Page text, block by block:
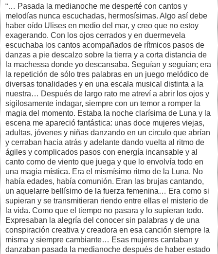
“… Pasada la medianoche me desperté con cantos y
melodías nunca escuchadas, hermosísimas. Algo así debe
haber oído Ulises en medio del mar, y creo que no estoy
exagerando. Con los ojos cerrados y en duermevela
escuchaba los cantos acompañados de rítmicos pasos de
danzas a pie descalzo sobre la tierra y a corta distancia de
la machessa donde yo descansaba. Seguían y seguían; era
la repetición de sólo tres palabras en un juego melódico de
diversas tonalidades y en una escala musical distinta a la
nuestra… Después de largo rato me atreví a abrir los ojos y
sigilosamente indagar, siempre con un temor a romper la
magia del momento. Estaba la noche clarísima de Luna y la
escena me apareció fantástica: unas doce mujeres viejas,
adultas, jóvenes y niñas danzando en un circulo que abrían
y cerraban hacia atrás y adelante dando vuelta al ritmo de
ágiles y complicados pasos con energía incansable y al
canto como de viento que juega y que lo envolvía todo en
una magia mística. Era el mismísimo ritmo de la Luna. No
había edades, había comunión. Eran las brujas cantando,
un aquelarre bellísimo de la fuerza femenina… Era como si
supieran y se transmitieran riendo entre ellas el misterio de
la vida. Como que el tiempo no pasara y lo supieran todo.
Expresaban la alegría del conocer sin palabras y de una
conspiración creativa y creadora en esa canción siempre la
misma y siempre cambiante… Esas mujeres cantaban y
danzaban pasada la medianoche después de haber estado